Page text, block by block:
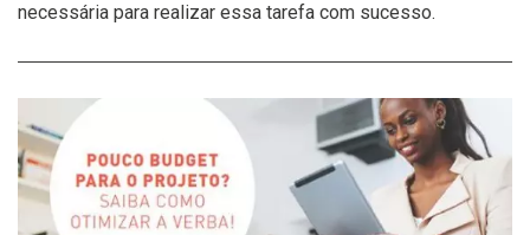
necessária para realizar essa tarefa com sucesso.